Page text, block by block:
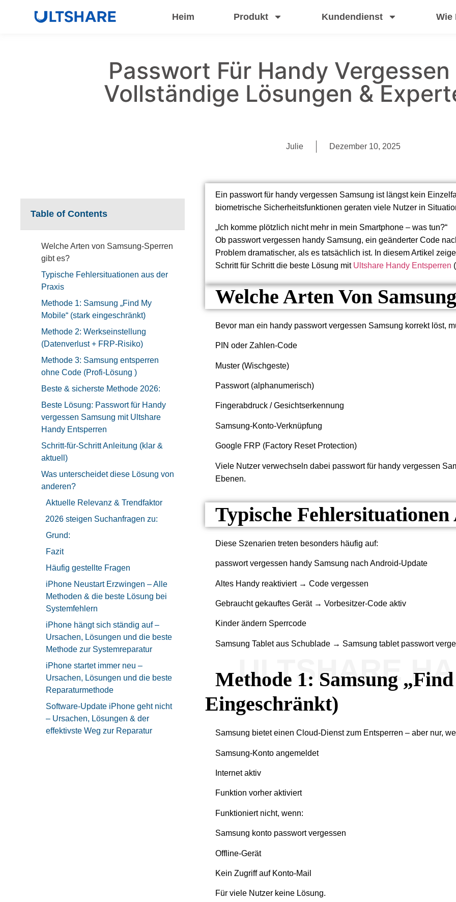
Heim Produkt Kundendienst Wie
Passwort Für Handy
Vollständige Lösungen &
Julie Dezember 10, 2025
Table of Contents
Welche Arten von Samsung-Sperren
gibt es?
Typische Fehlersituationen aus der
Praxis
Methode 1: Samsung „Find My
Mobile“ (stark eingeschränkt)
Methode 2: Werkseinstellung
(Datenverlust + FRP-Risiko)
Methode 3: Samsung entsperren
ohne Code (Profi-Lösung )
Beste & sicherste Methode 2026:
Beste Lösung: Passwort für Handy
vergessen Samsung mit Ultshare
Handy Entsperren
Schritt-für-Schritt Anleitung (klar &
aktuell)
Was unterscheidet diese Lösung von
anderen?
Aktuelle Relevanz & Trendfaktor
2026 steigen Suchanfragen zu:
Grund:
Fazit
Häufig gestellte Fragen
iPhone Neustart Erzwingen – Alle
Methoden & die beste Lösung bei
Systemfehlern
iPhone hängt sich ständig auf –
Ursachen, Lösungen und die beste
Methode zur Systemreparatur
iPhone startet immer neu –
Ursachen, Lösungen und die beste
Reparaturmethode
Software-Update iPhone geht nicht
– Ursachen, Lösungen & der
effektivste Weg zur Reparatur
Ein passwort für handy vergessen Samsung ist längst kein
biometrische Sicherheitsfunktionen geraten viele Nutzer in
„Ich komme plötzlich nicht mehr in mein Smartphone – was tun?“
Ob passwort vergessen handy Samsung, ein geänderter Code
Problem dramatischer, als es tatsächlich ist. In diesem Artikel
Schritt für Schritt die beste Lösung mit Ultshare Handy Entsperren
Welche Arten Von
Bevor man ein handy passwort vergessen Samsung korrekt löst,
PIN oder Zahlen-Code
Muster (Wischgeste)
Passwort (alphanumerisch)
Fingerabdruck / Gesichtserkennung
Samsung-Konto-Verknüpfung
Google FRP (Factory Reset Protection)
Viele Nutzer verwechseln dabei passwort für handy vergessen
Ebenen.
Typische
Diese Szenarien treten besonders häufig auf:
passwort vergessen handy Samsung nach Android-Update
Altes Handy reaktiviert → Code vergessen
Gebraucht gekauftes Gerät → Vorbesitzer-Code aktiv
Kinder ändern Sperrcode
Samsung Tablet aus Schublade → Samsung tablet passwort
ULTSHARE
Methode 1: Samsung
Eingeschränkt)
Samsung bietet einen Cloud-Dienst zum Entsperren – aber nur,
Samsung-Konto angemeldet
Internet aktiv
Funktion vorher aktiviert
Funktioniert nicht, wenn:
Samsung konto passwort vergessen
Offline-Gerät
Kein Zugriff auf Konto-Mail
Für viele Nutzer keine Lösung.